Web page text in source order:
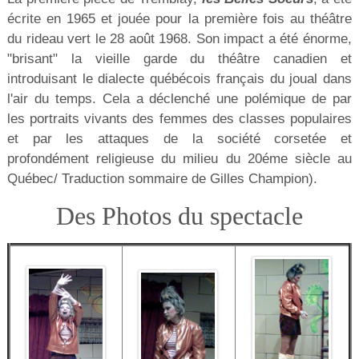
écrite en 1965 et jouée pour la première fois au théâtre
du rideau vert le 28 août 1968. Son impact a été énorme,
"brisant" la vieille garde du théâtre canadien et
introduisant le dialecte québécois français du joual dans
l'air du temps. Cela a déclenché une polémique de par
les portraits vivants des femmes des classes populaires
et par les attaques de la société corsetée et
profondément religieuse du milieu du 20éme siècle au
Québec/ Traduction sommaire de Gilles Champion).
Des Photos du spectacle